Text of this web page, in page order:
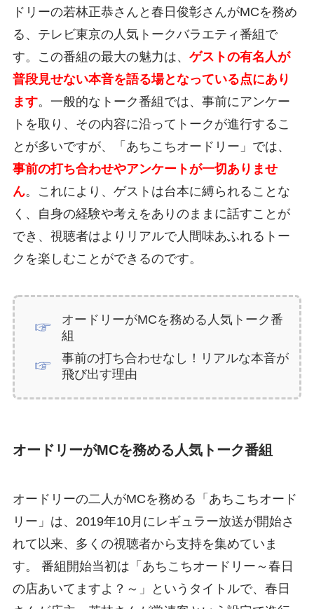
ドリーの若林正恭さんと春日俊彰さんがMCを務め
る、テレビ東京の人気トークバラエティ番組で
す。この番組の最大の魅力は、 ゲストの有名人が
普段見せない本音を語る場となっている点にあり
ます。一般的なトーク番組では、事前にアンケー
トを取り、その内容に沿ってトークが進行するこ
とが多いですが、「あちこちオードリー」では、
事前の打ち合わせやアンケートが一切ありませ
ん。これにより、ゲストは台本に縛られることな
く、自身の経験や考えをありのままに話すことが
でき、視聴者はよりリアルで人間味あふれるトー
クを楽しむことができるのです。
オードリーがMCを務める人気トーク番
組
事前の打ち合わせなし！リアルな本音が
飛び出す理由
オードリーがMCを務める人気トーク番組
オードリーの二人がMCを務める「あちこちオード
リー」は、2019年10月にレギュラー放送が開始さ
れて以来、多くの視聴者から支持を集めていま
す。 番組開始当初は「あちこちオードリー～春日
の店あいてますよ？～」というタイトルで、春日